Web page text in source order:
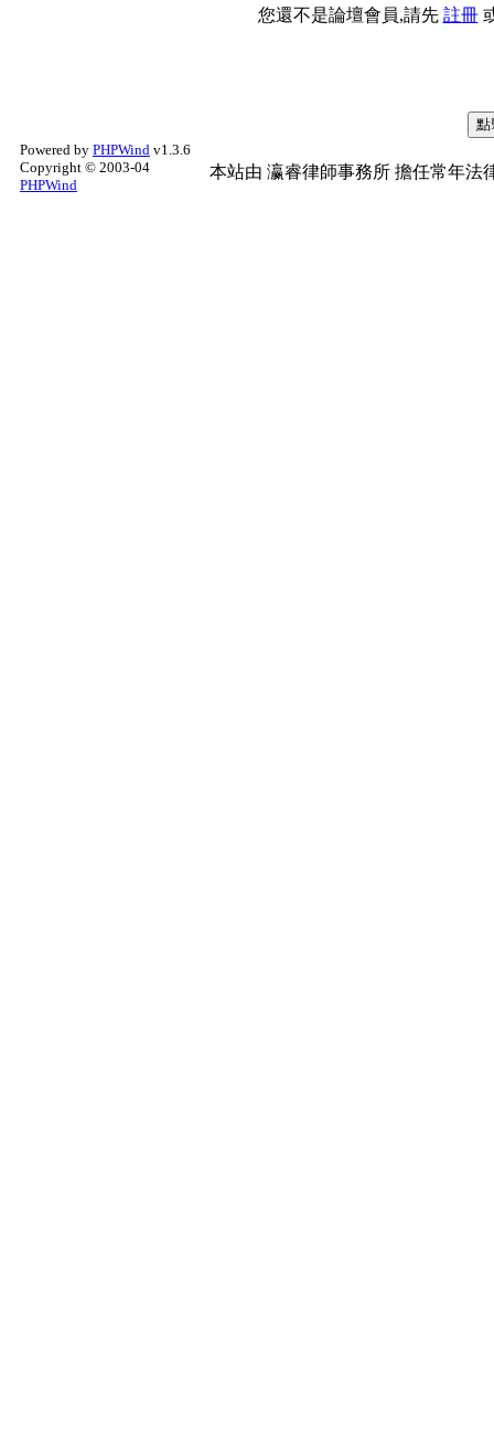
您還不是論壇會員,請先 註冊
Powered by PHPWind v1.3.6
Copyright © 2003-04
PHPWind
本站由 瀛睿律師事務所 擔任常年法